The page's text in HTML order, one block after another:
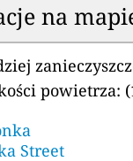
na
powietrza:
Street